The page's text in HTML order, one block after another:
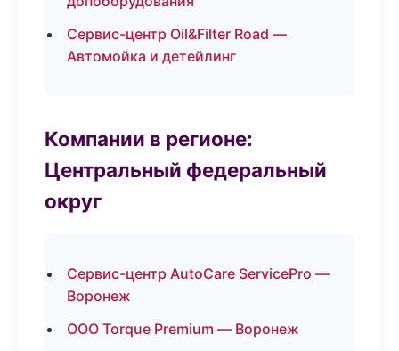
Сервис-центр Oil&Filter Road —
Автомойка и детейлинг
Компании в регионе:
Центральный федеральный
округ
Сервис-центр AutoCare ServicePro —
Воронеж
ООО Torque Premium — Воронеж